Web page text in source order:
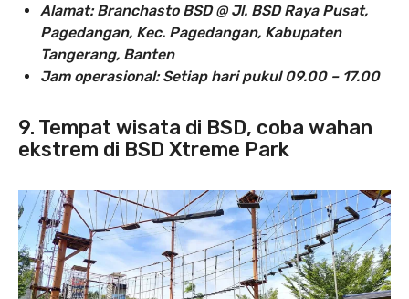
Alamat: Branchasto BSD @ Jl. BSD Raya Pusat,
Pagedangan, Kec. Pagedangan, Kabupaten
Tangerang, Banten
Jam operasional: Setiap hari pukul 09.00 – 17.00
9. Tempat wisata di BSD, coba wahan
ekstrem di BSD Xtreme Park